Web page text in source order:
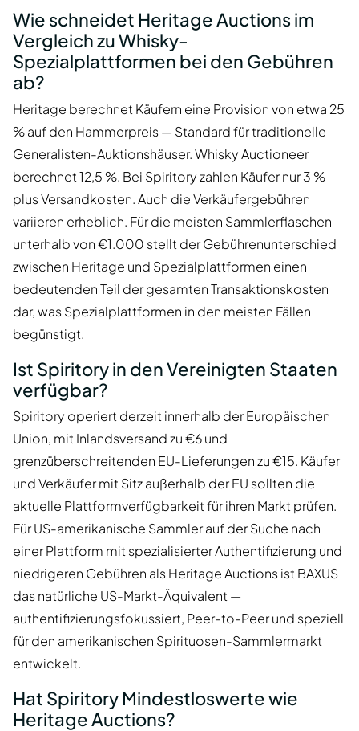
Wie schneidet Heritage Auctions im
Vergleich zu Whisky-
Spezialplattformen bei den Gebühren
ab?
Heritage berechnet Käufern eine Provision von etwa 25
% auf den Hammerpreis — Standard für traditionelle
Generalisten-Auktionshäuser. Whisky Auctioneer
berechnet 12,5 %. Bei Spiritory zahlen Käufer nur 3 %
plus Versandkosten. Auch die Verkäufergebühren
variieren erheblich. Für die meisten Sammlerflaschen
unterhalb von €1.000 stellt der Gebührenunterschied
zwischen Heritage und Spezialplattformen einen
bedeutenden Teil der gesamten Transaktionskosten
dar, was Spezialplattformen in den meisten Fällen
begünstigt.
Ist Spiritory in den Vereinigten Staaten
verfügbar?
Spiritory operiert derzeit innerhalb der Europäischen
Union, mit Inlandsversand zu €6 und
grenzüberschreitenden EU-Lieferungen zu €15. Käufer
und Verkäufer mit Sitz außerhalb der EU sollten die
aktuelle Plattformverfügbarkeit für ihren Markt prüfen.
Für US-amerikanische Sammler auf der Suche nach
einer Plattform mit spezialisierter Authentifizierung und
niedrigeren Gebühren als Heritage Auctions ist BAXUS
das natürliche US-Markt-Äquivalent —
authentifizierungsfokussiert, Peer-to-Peer und speziell
für den amerikanischen Spirituosen-Sammlermarkt
entwickelt.
Hat Spiritory Mindestloswerte wie
Heritage Auctions?